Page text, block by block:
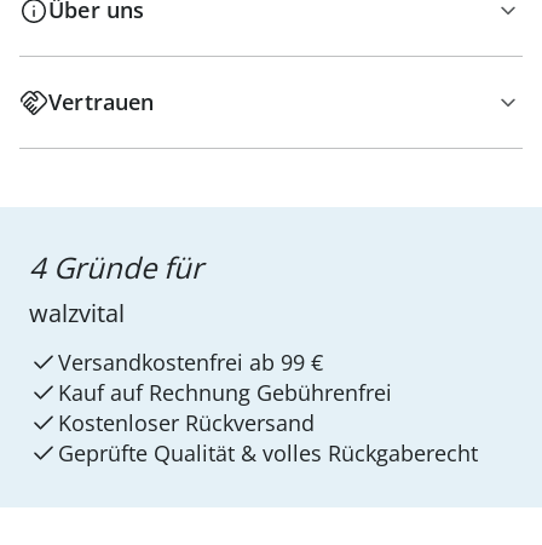
Über uns
Vertrauen
4 Gründe für
walzvital
Versandkostenfrei ab 99 €
Kauf auf Rechnung Gebührenfrei
Kostenloser Rückversand
Geprüfte Qualität & volles Rückgaberecht